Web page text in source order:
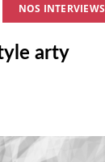
NOS INTERVIEWS
arty